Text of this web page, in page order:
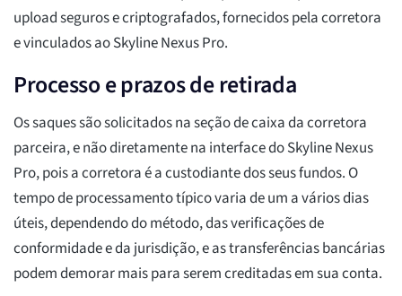
upload seguros e criptografados, fornecidos pela corretora
e vinculados ao Skyline Nexus Pro.
Processo e prazos de retirada
Os saques são solicitados na seção de caixa da corretora
parceira, e não diretamente na interface do Skyline Nexus
Pro, pois a corretora é a custodiante dos seus fundos. O
tempo de processamento típico varia de um a vários dias
úteis, dependendo do método, das verificações de
conformidade e da jurisdição, e as transferências bancárias
podem demorar mais para serem creditadas em sua conta.